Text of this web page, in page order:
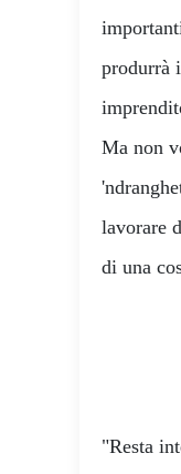
produrrà
Ma non
lavorare
di una
"Resta